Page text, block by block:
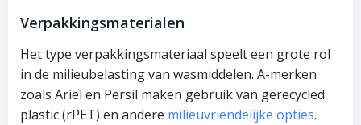
Verpakkingsmaterialen
Het type verpakkingsmateriaal speelt een grote rol
in de milieubelasting van wasmiddelen. A-merken
zoals Ariel en Persil maken gebruik van gerecycled
plastic (rPET) en andere milieuvriendelijke opties.